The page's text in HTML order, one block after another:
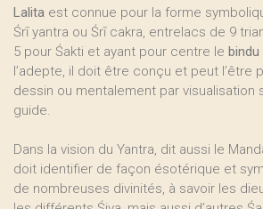
Lalita est connue pour la forme
Śrī yantra ou Śrī cakra, entrelacs de 9
5 pour Śakti et ayant pour centre le bindu
l’adepte, il doit être conçu et peut l’être
dessin ou mentalement par visualisation
guide.
Dans la vision du Yantra, dit aussi le
doit identifier de façon ésotérique et
de nombreuses divinités, à savoir les